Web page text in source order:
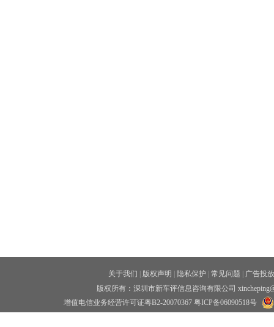
关于我们 版权声明 隐私保护 常见问题
广告投放
版权所有：深圳市新车评信息咨询有限公司
增值电信业务经营许可证粤B2-20070367 粤ICP备06090518号